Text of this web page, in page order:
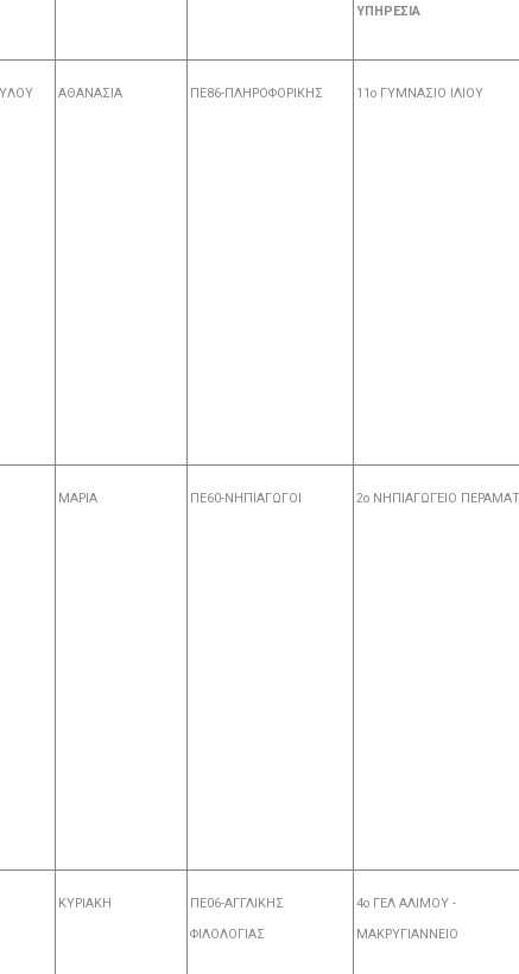
ΥΠΗΡΕΣΙΑ
ΑΘΑΝΑΣΙΑ ΠΕ86-ΠΛΗΡΟΦΟΡΙΚΗΣ 11o ΓΥΜΝΑΣΙΟ ΙΛΙΟΥ
ΜΑΡΙΑ ΠΕ60-ΝΗΠΙΑΓΩΓΟΙ 2o ΝΗΠΙΑΓΩΓΕΙΟ
ΚΥΡΙΑΚΗ
ΠΕ06-ΑΓΓΛΙΚΗΣ
ΦΙΛΟΛΟΓΙΑΣ
4o ΓΕΛ ΑΛΙΜΟΥ -
ΜΑΚΡΥΓΙΑΝΝΕΙΟ